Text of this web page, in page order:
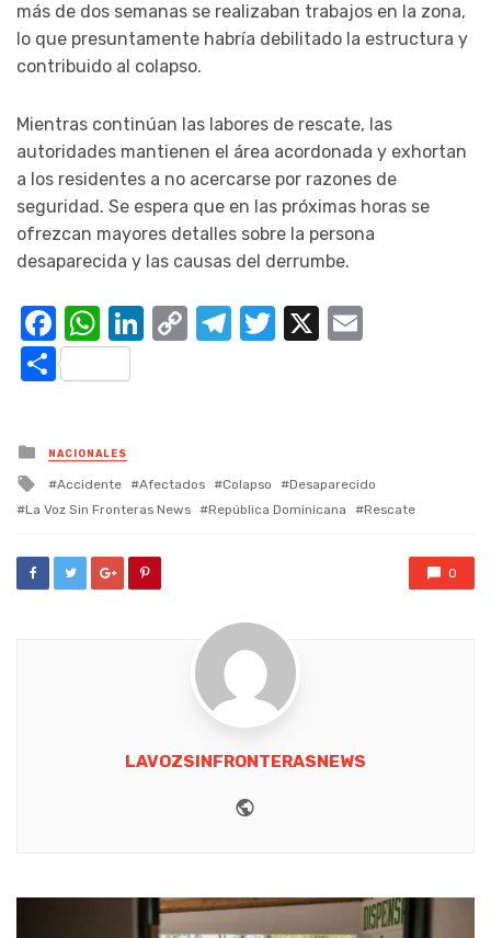
más de dos semanas se realizaban trabajos en la zona,
lo que presuntamente habría debilitado la estructura y
contribuido al colapso.
Mientras continúan las labores de rescate, las
autoridades mantienen el área acordonada y exhortan
a los residentes a no acercarse por razones de
seguridad. Se espera que en las próximas horas se
ofrezcan mayores detalles sobre la persona
desaparecida y las causas del derrumbe.
Facebook
WhatsApp
LinkedIn
CopyTelegram
Twitter
X
Compartir
Posted
in
NACIONALES
Tagged
with
Accidente Afectados Colapso
Desaparecido
La Voz Sin Fronteras News
República Dominicana Rescate
0
LAVOZSINFRONTERASNEWS